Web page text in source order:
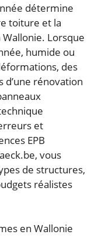
détermine
toiture et la
Lorsque
humide ou
des
rénovation
et
EPB
vous
de structures,
réalistes